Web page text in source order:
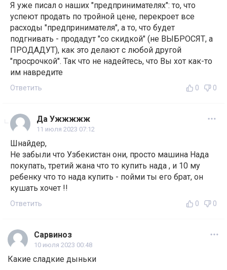
Я уже писал о наших "предпринимателях": то, что
успеют продать по тройной цене, перекроет все
расходы "предпринимателя", а то, что будет
подгнивать - продадут "со скидкой" (не ВЫБРОСЯТ, а
ПРОДАДУТ), как это делают с любой другой
"просрочкой". Так что не надейтесь, что Вы хот как-то
им навредите
Ответить 0 0
Да Ужжжжж
11 июля 2023 07:12
Шнайдер,
Не забыли что Узбекистан они, просто машина Нада
покупать, третий жана что то купить нада , и 10 му
ребенку что то нада купить - пойми ты его брат, он
кушать хочет !!
Ответить 0 0
Сарвиноз
10 июля 2023 00:48
Какие сладкие дыньки